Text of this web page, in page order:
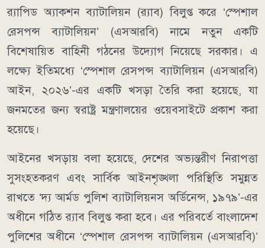
র‌্যাপিড অ্যাকশন ব্যাটালিয়ন (র‌্যাব) বিলুপ্ত করে ‘স্পেশাল
রেসপন্স ব্যাটালিয়ন’ (এসআরবি) নামে নতুন একটি
বিশেষায়িত বাহিনী গঠনের উদ্যোগ নিয়েছে সরকার। এ
লক্ষ্যে ইতিমধ্যে ‘স্পেশাল রেসপন্স ব্যাটালিয়ন (এসআরবি)
আইন, ২০২৬’-এর একটি খসড়া তৈরি করা হয়েছে, যা
জনমতের জন্য স্বরাষ্ট্র মন্ত্রণালয়ের ওয়েবসাইটে প্রকাশ করা
হয়েছে।
আইনের খসড়ায় বলা হয়েছে, দেশের অভ্যন্তরীণ নিরাপত্তা
সুসংহতকরণ এবং সার্বিক আইনশৃঙ্খলা পরিস্থিতি সমুন্নত
রাখতে ‘দ্য আর্মড পুলিশ ব্যাটালিয়নস অর্ডিনেন্স, ১৯৭৯’-এর
অধীনে গঠিত র‍্যাব বিলুপ্ত করা হবে। এর পরিবর্তে বাংলাদেশ
পুলিশের অধীনে ‘স্পেশাল রেসপন্স ব্যাটালিয়ন (এসআরবি)’